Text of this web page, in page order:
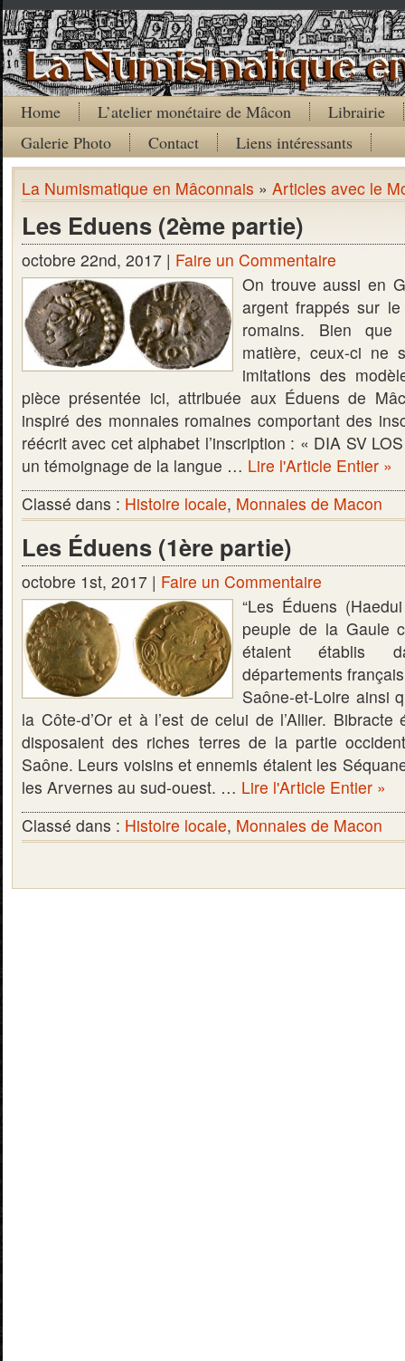
Home L’atelier monétaire de Mâcon
Librairie
Galerie Photo
Contact Liens intéressants
La Numismatique en Mâconnais » Articles avec le
Les Eduens (2ème partie)
octobre 22nd, 2017 | Faire un Commentaire
On trouve aussi en
argent frappés sur
romains. Bien
matière, ceux-ci ne
imitations des
pièce présentée ici, attribuée aux Éduens de
inspiré des monnaies romaines comportant des
réécrit avec cet alphabet l’inscription : « DIA SV
un témoignage de la langue … Lire l'Article Entier »
Classé dans : Histoire locale, Monnaies de Macon
Les Éduens (1ère partie)
octobre 1st, 2017 | Faire un Commentaire
“Les Éduens
peuple de la Gaule
étaient établis
départements
Saône-et-Loire ainsi
la Côte-d’Or et à l’est de celui de l’Allier.
disposaient des riches terres de la partie
Saône. Leurs voisins et ennemis étaient les
les Arvernes au sud-ouest. … Lire l'Article Entier »
Classé dans : Histoire locale, Monnaies de Macon